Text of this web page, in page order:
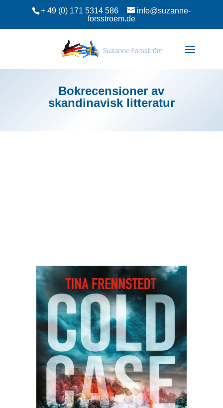
+ 49 (0) 171 5314 586
info@suzanne-
forsstroem.de
Bokrecensioner av
skandinavisk litteratur